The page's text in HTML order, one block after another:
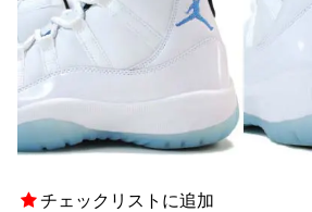
チェックリストに追加